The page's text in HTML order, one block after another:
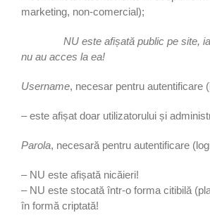
marketing, non-comercial);
NU este afișată public pe site, iar
nu au acces la ea!
Username, necesar pentru autentificare
– este afișat doar utilizatorului și
Parola, necesară pentru autentificare
– NU este afișată nicăieri!
– NU este stocată într-o forma citibilă
în formă criptată!